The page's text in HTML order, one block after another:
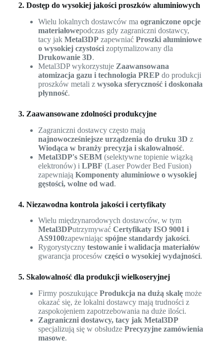
2. Dostęp do wysokiej jakości proszków aluminiowych
Wielu lokalnych dostawców ma ograniczone opcje
materiałowepodczas gdy zagraniczni dostawcy,
tacy jak Metal3DPzapewniać Proszki aluminiowe
o wysokiej czystościzoptymalizowany dla
Drukowanie 3D.
Metal3DP wykorzystuje Zaawansowana
atomizacja gazu i technologia PREPdo produkcji
proszków metali z wysoka sferyczność i doskonała
płynność.
3. Zaawansowane zdolności produkcyjne
Zagraniczni dostawcy często mają
najnowocześniejsze urządzenia do druku 3D z
Wiodąca w branży precyzja i skalowalność.
Metal3DP's SEBM(selektywne topienie wiązką
elektronów) i LPBF (Laser Powder Bed Fusion)
zapewniają Komponenty aluminiowe o wysokiej
gęstości, wolne od wad.
4. Niezawodna kontrola jakości i certyfikaty
Wielu międzynarodowych dostawców, w tym
Metal3DPutrzymywać Certyfikaty ISO 9001 i
AS9100zapewniając spójne standardy jakości.
Rygorystyczny testowanie i walidacja materiałów
gwarancja procesów części o wysokiej wydajności.
5. Skalowalność dla produkcji wielkoseryjnej
Firmy poszukujące Produkcja na dużą skalęmoże
okazać się, że lokalni dostawcy mają trudności z
zaspokojeniem zapotrzebowania na duże ilości.
Zagraniczni dostawcy, tacy jak Metal3DP
specjalizują się w obsłudze Precyzyjne zamówienia
masowe.